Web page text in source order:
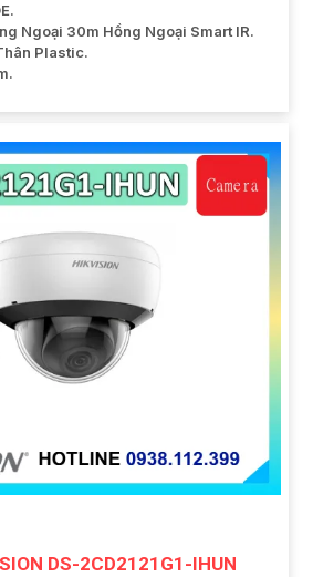
Ngoại 30m Hồng Ngoại Smart IR.
Plastic.
DS-2CD2121G1-IHUN